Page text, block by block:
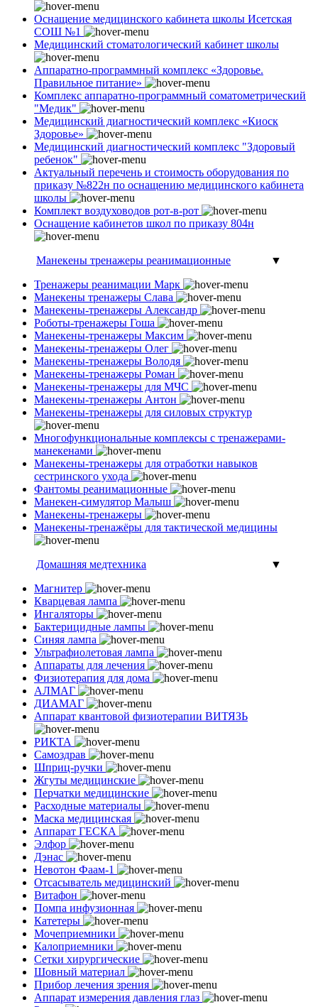
Оснащение медицинского кабинета школы Исетская
СОШ №1
Медицинский стоматологический кабинет школы
Аппаратно-программный комплекс «Здоровье.
Правильное питание»
Комплекс аппаратно-программный соматометрический
"Медик"
Медицинский диагностический комплекс «Киоск
Здоровье»
Медицинский диагностический комплекс "Здоровый
ребенок"
Актуальный перечень и стоимость оборудования по
приказу №822н по оснащению медицинского кабинета
школы
Комплект воздуховодов рот-в-рот
Оснащение кабинетов школ по приказу 804н
Манекены тренажеры реанимационные
▼
Тренажеры реанимации Марк
Манекены тренажеры Слава
Манекены-тренажеры Александр
Роботы-тренажеры Гоша
Манекены-тренажеры Максим
Манекены-тренажеры Олег
Манекены-тренажеры Володя
Манекены-тренажеры Роман
Манекены-тренажеры для МЧС
Манекены-тренажеры Антон
Манекены-тренажеры для силовых структур
Многофункциональные комплексы с тренажерами-
манекенами
Манекены-тренажеры для отработки навыков
сестринского ухода
Фантомы реанимационные
Манекен-симулятор Малыш
Манекены-тренажеры
Манекены-тренажёры для тактической медицины
Домашняя медтехника
▼
Магнитер
Кварцевая лампа
Ингаляторы
Бактерицидные лампы
Синяя лампа
Ультрафиолетовая лампа
Аппараты для лечения
Физиотерапия для дома
АЛМАГ
ДИАМАГ
Аппарат квантовой физиотерапии ВИТЯЗЬ
РИКТА
Самоздрав
Шприц-ручки
Жгуты медицинские
Перчатки медицинские
Расходные материалы
Маска медицинская
Аппарат ГЕСКА
Элфор
Дэнас
Невотон Фаам-1
Отсасыватель медицинский
Витафон
Помпа инфузионная
Катетеры
Мочеприемники
Калоприемники
Сетки хирургические
Шовный материал
Прибор лечения зрения
Аппарат измерения давления глаз